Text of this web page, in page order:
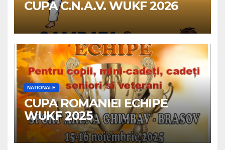
CUPA C.N.A.V. WUKF 2026
NATIONALE
CUPA ROMANIEI ECHIPE
WUKF 2025